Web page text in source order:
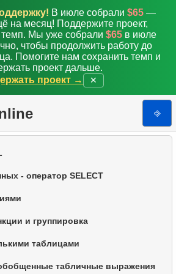
В июле собрали $65 —
на месяц! Поддержите проект,
темп. Мы уже собрали $65в июле
чтобы продолжить работу до
Помогите нам сохранить темп и
проект дальше.
проект →
✕
⎆
данных
- оператор SELECT
из таблицы
SQL
функции
и группировка
функции
таблицами
(JOIN) в SQL
табличные выражения